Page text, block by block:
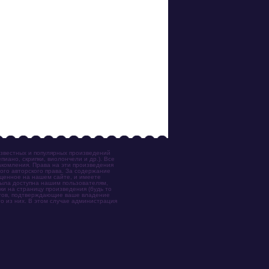
и популярных произведений
скрипки, виолончели и др.). Все
Права на эти произведения
авторского права. За содержание
на нашем сайте, и имеете
доступна нашим пользователям,
на страницу произведения (будь то
подтверждающие ваше владение
из них. В этом случае администрация